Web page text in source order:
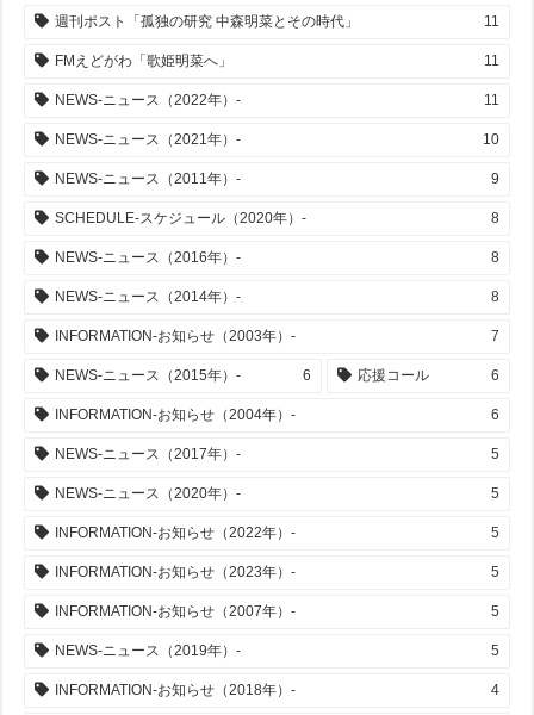
週刊ポスト「孤独の研究 中森明菜とその時代」 11
FMえどがわ「歌姫明菜へ」 11
NEWS-ニュース（2022年）- 11
NEWS-ニュース（2021年）- 10
NEWS-ニュース（2011年）- 9
SCHEDULE-スケジュール（2020年）- 8
NEWS-ニュース（2016年）- 8
NEWS-ニュース（2014年）- 8
INFORMATION-お知らせ（2003年）- 7
NEWS-ニュース（2015年）- 6 応援コール 6
INFORMATION-お知らせ（2004年）- 6
NEWS-ニュース（2017年）- 5
NEWS-ニュース（2020年）- 5
INFORMATION-お知らせ（2022年）- 5
INFORMATION-お知らせ（2023年）- 5
INFORMATION-お知らせ（2007年）- 5
NEWS-ニュース（2019年）- 5
INFORMATION-お知らせ（2018年）- 4